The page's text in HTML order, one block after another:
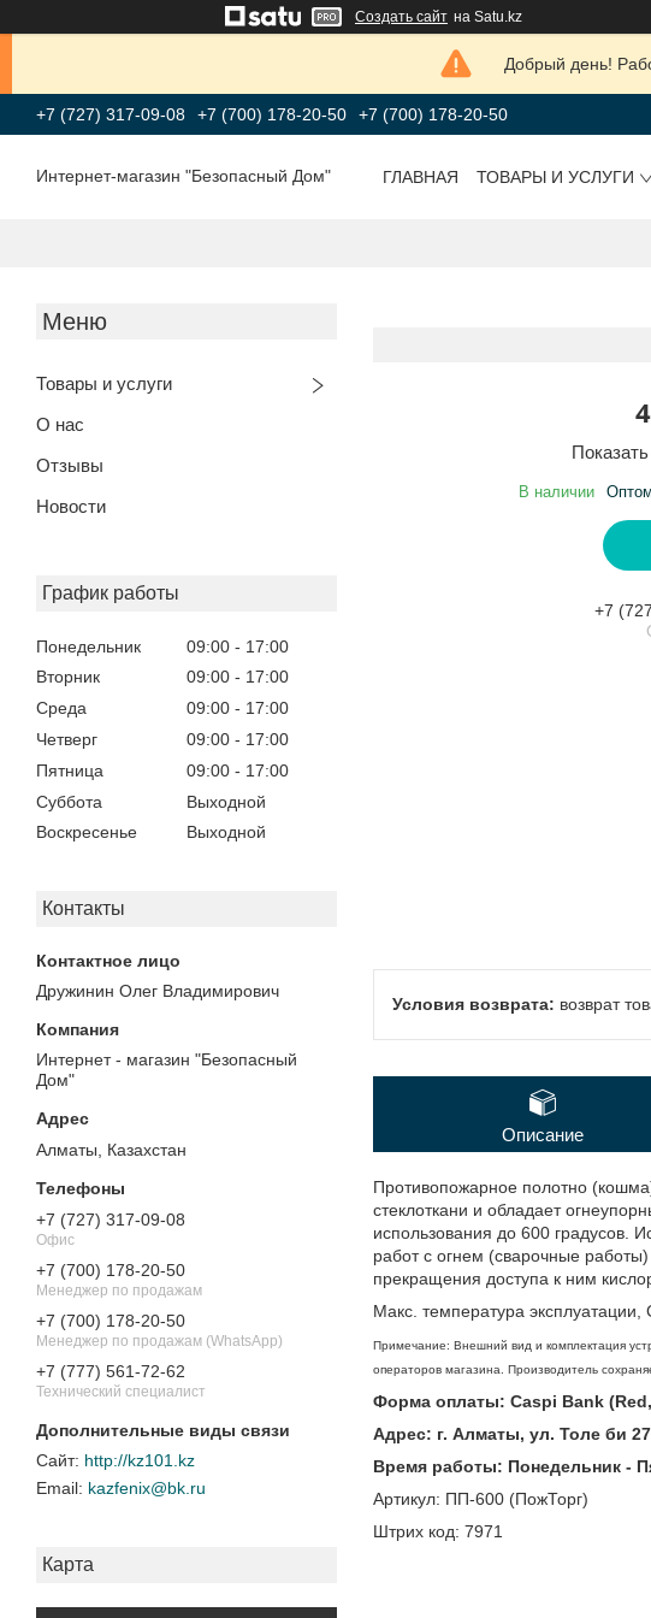
Создать сайт на Satu.kz
Добрый день!
+7 (727) 317-09-08 +7 (700) 178-20-50 +7 (700) 178-20-50
Интернет-магазин "Безопасный Дом" ГЛАВНАЯ ТОВАРЫ И УСЛУГИ
Товары и услуги
О нас
Отзывы
Новости
График работы
Понедельник 09:00
17:00
Вторник
09:00
17:00
Среда
09:00
17:00
Четверг
09:00
17:00
Пятница
09:00
17:00
Суббота
Выходной
Воскресенье
Выходной
Контакты
Дружинин Олег Владимирович
Интернет - магазин "Безопасный
Дом"
Алматы, Казахстан
+7 (727) 317-09-08
Офис
+7 (700) 178-20-50
Менеджер по продажам
+7 (700) 178-20-50
Менеджер по продажам (WhatsApp)
+7 (777) 561-72-62
Технический специалист
http://kz101.kz
kazfenix@bk.ru
Карта
В наличии
+7
возврат
Описание
Противопожарное полотно
стеклоткани и обладает
использования до 600 градусов.
работ с огнем (сварочные
прекращения доступа к ним
Макс. температура эксплуатации,
Примечание: Внешний вид и комплектация
операторов магазина. Производитель
Форма оплаты: Caspi Bank
Адрес: г. Алматы, ул. Толе би
Время работы: Понедельник -
Артикул: ПП-600 (ПожТорг)
Штрих код: 7971